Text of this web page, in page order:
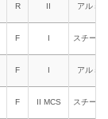
R II アルミ
F I スチール
F I アルミ
F II MCS スチール